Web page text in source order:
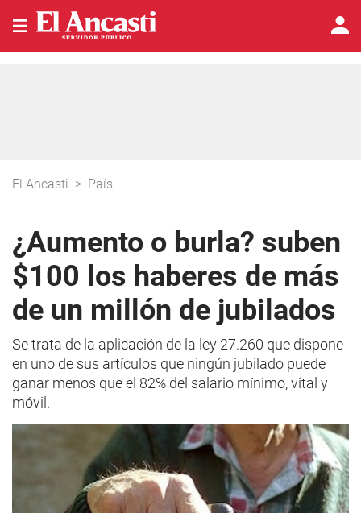
El Ancasti > País
¿Aumento o burla? suben
$100 los haberes de más
de un millón de jubilados
Se trata de la aplicación de la ley 27.260 que dispone
en uno de sus artículos que ningún jubilado puede
ganar menos que el 82% del salario mínimo, vital y
móvil.